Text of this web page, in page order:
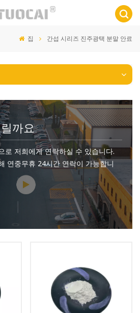
집 간섭 시리즈 진주광택 분말 안료
까요
로 저희에게 연락하실 수 있습니다.
연중무휴 24시간 연락이 가능합니